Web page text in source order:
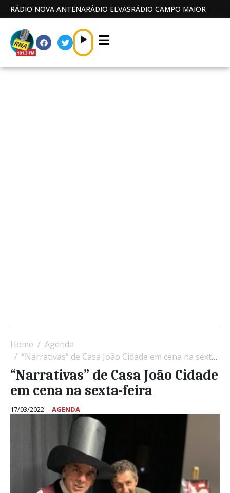
RÁDIO NOVA ANTENARÁDIO ELVASRÁDIO CAMPO MAIOR
Home
Agenda
“Narrativas” de Casa João Cidade em cena na sexta-feira
“Narrativas” de Casa João Cidade
em cena na sexta-feira
17/03/2022 AGENDA